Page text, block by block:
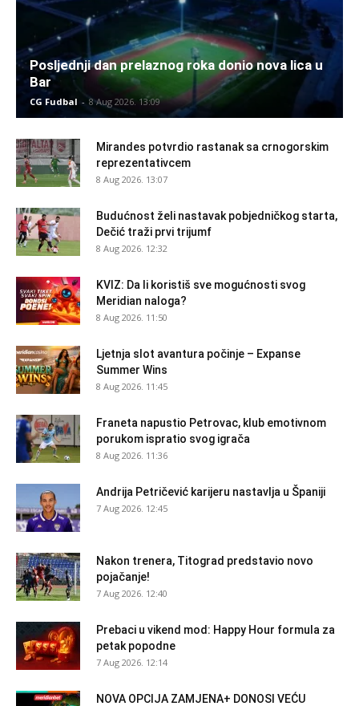
Posljednji dan prelaznog roka donio nova lica u
Bar
CG Fudbal - 8 Aug 2026. 13:09
Mirandes potvrdio rastanak sa crnogorskim
reprezentativcem
8 Aug 2026. 13:07
Budućnost želi nastavak pobjedničkog starta,
Dečić traži prvi trijumf
8 Aug 2026. 12:32
KVIZ: Da li koristiš sve mogućnosti svog
Meridian naloga?
8 Aug 2026. 11:50
Ljetnja slot avantura počinje – Expanse
Summer Wins
8 Aug 2026. 11:45
Franeta napustio Petrovac, klub emotivnom
porukom ispratio svog igrača
8 Aug 2026. 11:36
Andrija Petričević karijeru nastavlja u Španiji
7 Aug 2026. 12:45
Nakon trenera, Titograd predstavio novo
pojačanje!
7 Aug 2026. 12:40
Prebaci u vikend mod: Happy Hour formula za
petak popodne
7 Aug 2026. 12:14
NOVA OPCIJA ZAMJENA+ DONOSI VEĆU